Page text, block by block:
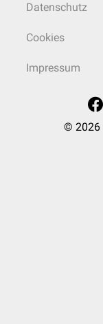
Datenschutz
Cookies
Impressum
© 2026